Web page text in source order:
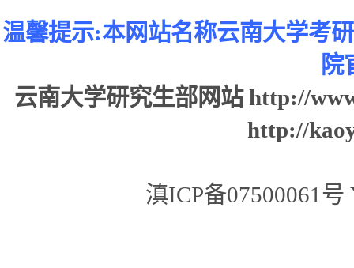
温馨提示:本网站名称云南大学考
院
云南大学研究生部网站http://
http://
滇ICP备07500061号